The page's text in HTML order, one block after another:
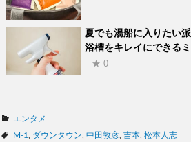
夏でも湯船に入りたい
浴槽をキレイにできる
★ 0
カ
テ
エンタメ
タ
M-1 ダウンタウン 中田敦彦 吉本 松本人志